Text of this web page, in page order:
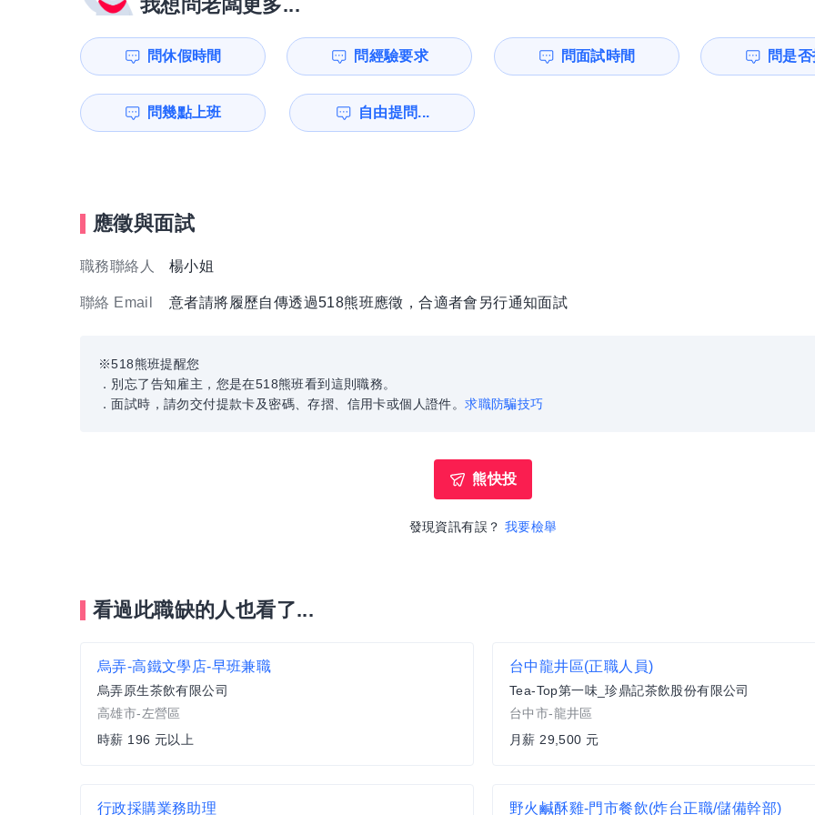
我想問老闆更多...
問休假時間 問經驗要求 問面試時間 問是
問幾點上班 自由提問...
應徵與面試
職務聯絡人 楊小姐
聯絡 Email 意者請將履歷自傳透過518熊班應徵，合適者會另行通知面試
※518熊班提醒您
．別忘了告知雇主，您是在518熊班看到這則職務。
．面試時，請勿交付提款卡及密碼、存摺、信用卡或個人證件。求職防騙技巧
熊快投
發現資訊有誤？ 我要檢舉
看過此職缺的人也看了...
烏弄-高鐵文學店-早班兼職
烏弄原生茶飲有限公司
高雄市-左營區
時薪 196 元以上
台中龍井區(正職人員)
Tea-Top第一味_珍鼎記茶飲股份有限公司
台中市-龍井區
月薪 29,500 元
行政採購業務助理 野火鹹酥雞-門市餐飲(炸台正職/儲備幹部)